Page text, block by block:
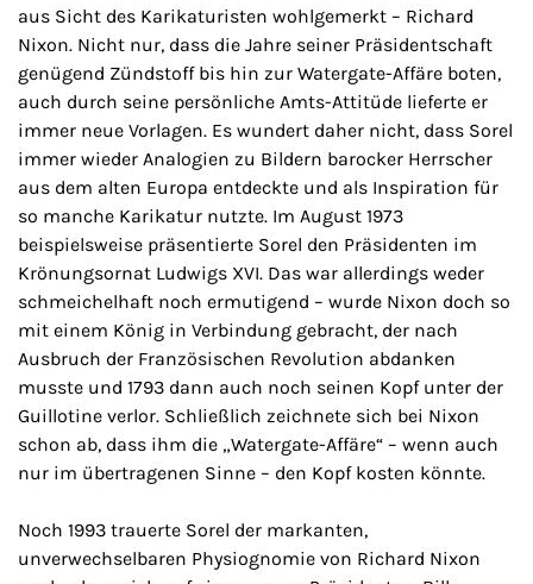
aus Sicht des Karikaturisten wohlgemerkt – Richard
Nixon. Nicht nur, dass die Jahre seiner Präsidentschaft
genügend Zündstoff bis hin zur Watergate-Affäre boten,
auch durch seine persönliche Amts-Attitüde lieferte er
immer neue Vorlagen. Es wundert daher nicht, dass Sorel
immer wieder Analogien zu Bildern barocker Herrscher
aus dem alten Europa entdeckte und als Inspiration für
so manche Karikatur nutzte. Im August 1973
beispielsweise präsentierte Sorel den Präsidenten im
Krönungsornat Ludwigs XVI. Das war allerdings weder
schmeichelhaft noch ermutigend – wurde Nixon doch so
mit einem König in Verbindung gebracht, der nach
Ausbruch der Französischen Revolution abdanken
musste und 1793 dann auch noch seinen Kopf unter der
Guillotine verlor. Schließlich zeichnete sich bei Nixon
schon ab, dass ihm die „Watergate-Affäre“ – wenn auch
nur im übertragenen Sinne – den Kopf kosten könnte.
Noch 1993 trauerte Sorel der markanten,
unverwechselbaren Physiognomie von Richard Nixon